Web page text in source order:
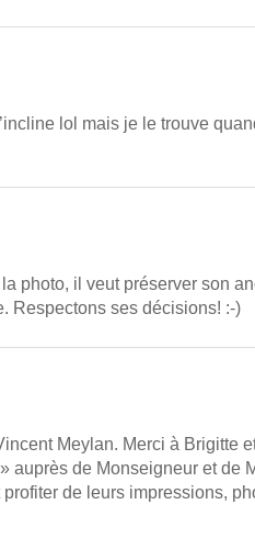
lol mais je le trouve
photo, il veut préserver son
Respectons ses décisions! :-)
Meylan. Merci à Brigitte
auprès de Monseigneur et de
de leurs impressions,